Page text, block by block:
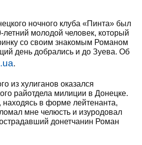
ночного клуба «Пинта» был
летний молодой человек, который
со своим знакомым Романом
день добрались и до Зуева. Об
.
из хулиганов оказался
райотдела милиции в Донецке.
в форме лейтенанта,
мне челюсть и изуродовал
донетчанин Роман